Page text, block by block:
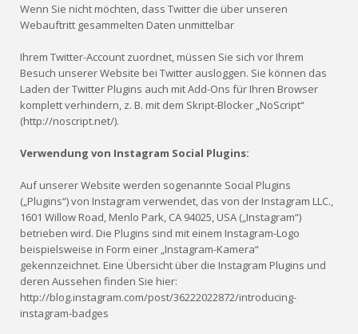
Wenn Sie nicht möchten, dass Twitter die über unseren
Webauftritt gesammelten Daten unmittelbar
Ihrem Twitter-Account zuordnet, müssen Sie sich vor Ihrem
Besuch unserer Website bei Twitter ausloggen. Sie können das
Laden der Twitter Plugins auch mit Add-Ons für Ihren Browser
komplett verhindern, z. B. mit dem Skript-Blocker „NoScript“
(http://noscript.net/).
Verwendung von Instagram Social Plugins:
Auf unserer Website werden sogenannte Social Plugins
(„Plugins“) von Instagram verwendet, das von der Instagram LLC.,
1601 Willow Road, Menlo Park, CA 94025, USA („Instagram“)
betrieben wird. Die Plugins sind mit einem Instagram-Logo
beispielsweise in Form einer „Instagram-Kamera“
gekennzeichnet. Eine Übersicht über die Instagram Plugins und
deren Aussehen finden Sie hier:
http://blog.instagram.com/post/36222022872/introducing-
instagram-badges